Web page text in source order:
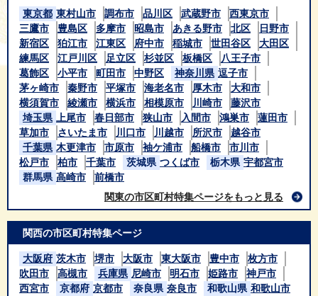
東京都 東村山市 調布市 品川区 武蔵野市
西東京市
三鷹市
豊島区 多摩市 昭島市 あきる野市 北区
日野市
新宿区
狛江市 江東区 府中市 稲城市 世田谷区
大田区
練馬区
江戸川区 足立区 杉並区 板橋区
八王子市
葛飾区
小平市 町田市 中野区 神奈川県 逗子市
茅ヶ崎市
秦野市 平塚市 海老名市 厚木市
大和市
横須賀市
綾瀬市 横浜市 相模原市 川崎市
藤沢市
埼玉県
上尾市 春日部市 狭山市 入間市 鴻巣市
蓮田市
草加市
さいたま市 川口市 川越市 所沢市
越谷市
千葉県 木更津市 市原市 袖ケ浦市 船橋市
市川市
松戸市
柏市 千葉市 茨城県 つくば市 栃木県 宇都宮市
群馬県 高崎市
前橋市
関東の市区町村特集ページをもっと見る
関西の市区町村特集ページ
大阪府 茨木市 堺市 大阪市 東大阪市 豊中市
枚方市
吹田市
高槻市 兵庫県 尼崎市 明石市 姫路市
神戸市
西宮市
京都府 京都市 奈良県 奈良市 和歌山県 和歌山市